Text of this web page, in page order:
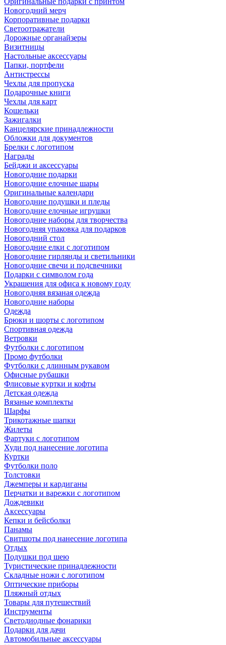
Новогодний мерч
Корпоративные подарки
Светоотражатели
Дорожные органайзеры
Визитницы
Настольные аксессуары
Папки, портфели
Антистрессы
Чехлы для пропуска
Подарочные книги
Чехлы для карт
Кошельки
Зажигалки
Канцелярские принадлежности
Обложки для документов
Брелки с логотипом
Награды
Бейджи и аксессуары
Новогодние подарки
Новогодние елочные шары
Оригинальные календари
Новогодние подушки и пледы
Новогодние елочные игрушки
Новогодние наборы для творчества
Новогодняя упаковка для подарков
Новогодний стол
Новогодние елки с логотипом
Новогодние гирлянды и светильники
Новогодние свечи и подсвечники
Подарки с символом года
Украшения для офиса к новому году
Новогодняя вязаная одежда
Новогодние наборы
Одежда
Брюки и шорты с логотипом
Спортивная одежда
Ветровки
Футболки с логотипом
Промо футболки
Футболки с длинным рукавом
Офисные рубашки
Флисовые куртки и кофты
Детская одежда
Вязаные комплекты
Шарфы
Трикотажные шапки
Жилеты
Фартуки с логотипом
Худи под нанесение логотипа
Куртки
Футболки поло
Толстовки
Джемперы и кардиганы
Перчатки и варежки с логотипом
Дождевики
Аксессуары
Кепки и бейсболки
Панамы
Свитшоты под нанесение логотипа
Отдых
Подушки под шею
Туристические принадлежности
Складные ножи с логотипом
Оптические приборы
Пляжный отдых
Товары для путешествий
Инструменты
Светодиодные фонарики
Подарки для дачи
Автомобильные аксессуары